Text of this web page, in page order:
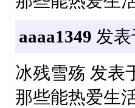
aaaa1349 发表
冰残雪殇 发表
那些能热爱生